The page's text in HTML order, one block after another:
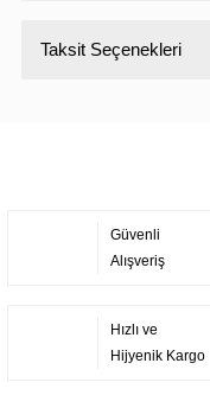
Taksit Seçenekleri
Güvenli
Alışveriş
Hızlı ve
Hijyenik Kargo